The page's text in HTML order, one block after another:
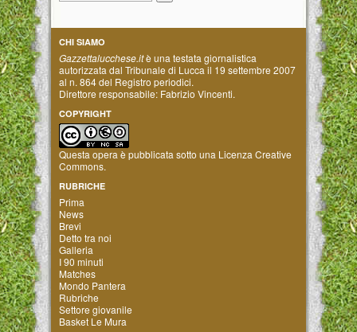
CHI SIAMO
Gazzettalucchese.itè una testata giornalistica
autorizzata dal Tribunale di Lucca il 19 settembre 2007
al n. 864 del Registro periodici.
Direttore responsabile: Fabrizio Vincenti.
COPYRIGHT
Questa opera è pubblicata sotto una Licenza Creative
Commons.
RUBRICHE
Prima
News
Brevi
Detto tra noi
Galleria
I 90 minuti
Matches
Mondo Pantera
Rubriche
Settore giovanile
Basket Le Mura